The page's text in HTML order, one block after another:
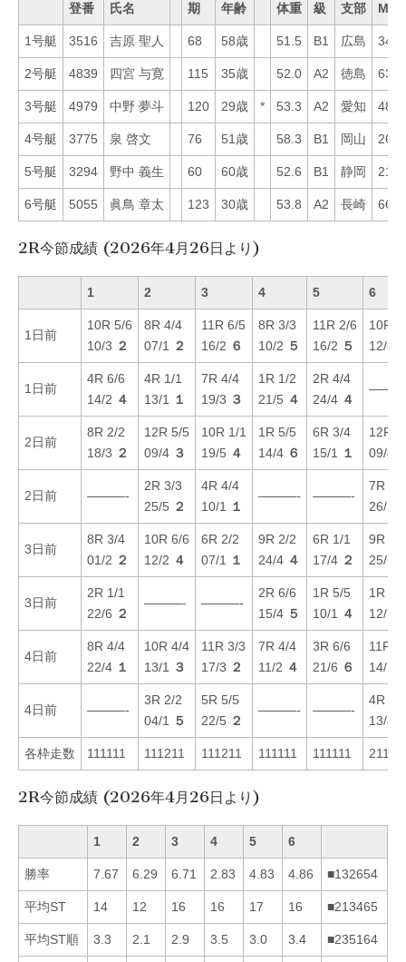
登番 氏名 期 年齢 体重 級 支部 Mo
1号艇 3516 吉原 聖人 68 58歳 51.5 B1 広島 34
2号艇 4839 四宮 与寛 115 35歳 52.0 A2 徳島 63
3号艇 4979 中野 夢斗 120 29歳 * 53.3 A2 愛知 48
4号艇 3775 泉 啓文 76 51歳 58.3 B1 岡山 26
5号艇 3294 野中 義生 60 60歳 52.6 B1 静岡 21
6号艇 5055 眞鳥 章太 123 30歳 53.8 A2 長崎 66
2R今節成績 (2026年4月26日より)
1 2 3 4 5 6
1日前
10R 5/6
10/3 ２
8R 4/4
07/1
２
11R 6/5
16/2 ６
8R 3/3
10/2 ５
11R 2/6
16/2 ５
10R
12/6
1日前
4R 6/6
14/2 ４
4R 1/1
13/1
１
7R 4/4
19/3 ３
1R 1/2
21/5 ４
2R 4/4
24/4 ４
2日前
8R 2/2
18/3 ２
12R 5/5
09/4 ３
10R 1/1
19/5 ４
1R 5/5
14/4 ６
6R 3/4
15/1
１
12R
09/4
2日前 ———-
2R 3/3
25/5 ２
4R 4/4
10/1
１
———- ———-
7R 2/2
26/1
3日前
8R 3/4
01/2 ２
10R 6/6
12/2 ４
6R 2/2
07/1
１
9R 2/2
24/4 ４
6R 1/1
17/4 ２
9R 3/3
25/5
3日前
2R 1/1
22/6 ２
———- ———-
2R 6/6
15/4 ５
1R 5/5
10/1
４
1R 4/4
12/3
4日前
8R 4/4
22/4 １
10R 4/4
13/1
３
11R 3/3
17/3 ２
7R 4/4
11/2 ４
3R 6/6
21/6 ６
11R
14/1
4日前 ———-
3R 2/2
04/1
５
5R 5/5
22/5 ２
———- ———-
4R 5/5
13/4
各枠走数 111111 111211 111211 111111 111111
2R今節成績 (2026年4月26日より)
1 2 3 4 5 6
勝率 7.67 6.29 6.71 2.83 4.83 4.86 ■132654
平均ST 14 12 16 16 17 16 ■213465
平均ST順 3.3 2.1 2.9 3.5 3.0 3.4 ■235164